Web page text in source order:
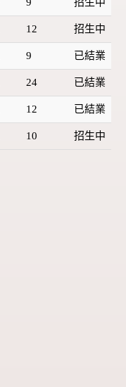
12 招生中
9 已結業
24 已結業
12 已結業
10 招生中